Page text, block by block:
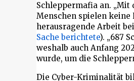
Schleppermafia an.
Menschen spielen keine
herausragende Arbeit
Sache berichtete). „687
weshalb auch Anfang
wurde, um die
Die Cyber-Kriminalität